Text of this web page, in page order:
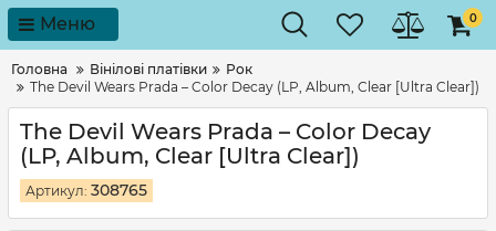
Меню 0
Головна Вінілові платівки
Рок
The Devil Wears Prada – Color Decay (LP, Album, Clear [Ultra Clear])
The Devil Wears Prada – Color Decay
(LP, Album, Clear [Ultra Clear])
Артикул: 308765